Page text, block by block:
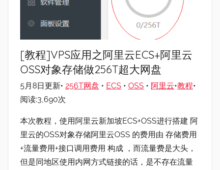
[教程]VPS应用之阿里云ECS+阿里云
OSS对象存储做256T超大网盘
5月8日更新• 256T网盘 • ECS • OSS • 阿里云•教程•
阅读:3,690次
本次教程，使用阿里云新加坡ECS+OSS进行搭建 阿
里云的OSS对象存储阿里云OSS 的费用由 存储费用
+流量费用+接口调用费用 构成 ，而流量费是大头，
但是同地区使用内网方式链接的话，是不存在流量